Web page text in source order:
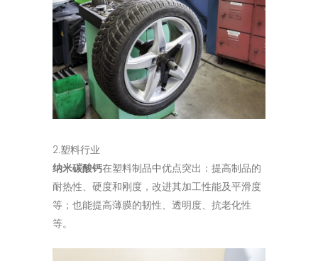
2.塑料行业
纳米碳酸钙在塑料制品中优点突出：提高制品的
耐热性、硬度和刚度，改进其加工性能及平滑度
等；也能提高薄膜的韧性、透明度、抗老化性
等。